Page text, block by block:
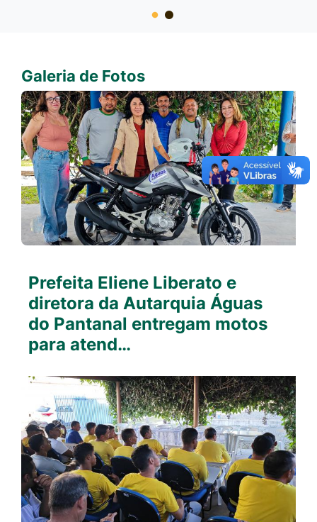
Galeria de Fotos
Prefeita Eliene Liberato e
diretora da Autarquia Águas
do Pantanal entregam motos
para atend…